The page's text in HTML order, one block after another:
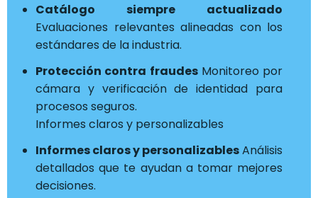
Catálogo siempre actualizado
Evaluaciones relevantes alineadas con los
estándares de la industria.
Protección contra fraudesMonitoreo por
cámara y verificación de identidad para
procesos seguros.
Informes claros y personalizables
Informes claros y personalizablesAnálisis
detallados que te ayudan a tomar mejores
decisiones.